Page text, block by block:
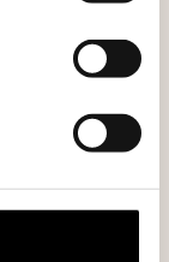
je